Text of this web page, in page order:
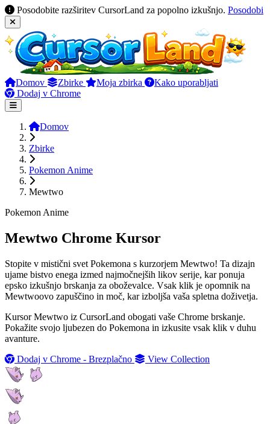
Posodobite razširitev CursorLand za popolno izkušnjo. Posodobi
Domov Zbirke Moja zbirka
Kako uporabljati
Dodaj v Chrome
Domov
Zbirke
Pokemon Anime
Mewtwo
Pokemon Anime
Mewtwo Chrome Kursor
Stopite v mistični svet Pokemona s kurzorjem Mewtwo! Ta dizajn
ujame bistvo enega izmed najmočnejših likov serije, kar ponuja
epsko izkušnjo brskanja za oboževalce. Vsak klik je opomnik na
Mewtwoovo zapuščino in moč, kar izboljša vaša spletna doživetja.
Kursor Mewtwo iz CursorLand obogati vaše Chrome brskanje.
Pokažite svojo ljubezen do Pokemona in izkusite vsak klik v duhu
avanture.
Dodaj v Chrome - Brezplačno
View Collection